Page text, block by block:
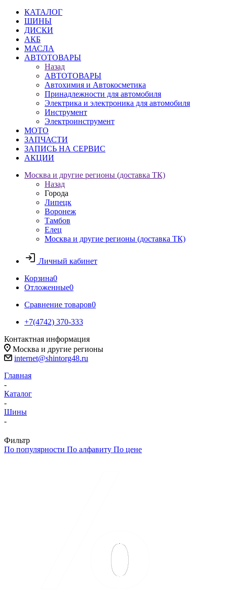
КАТАЛОГ
ШИНЫ
ДИСКИ
АКБ
МАСЛА
АВТОТОВАРЫ
Назад
АВТОТОВАРЫ
Автохимия и Автокосметика
Принадлежности для автомобиля
Электрика и электроника для автомобиля
Инструмент
Электроинструмент
МОТО
ЗАПЧАСТИ
ЗАПИСЬ НА СЕРВИС
АКЦИИ
Москва и другие регионы (доставка ТК)
Назад
Города
Липецк
Воронеж
Тамбов
Елец
Москва и другие регионы (доставка ТК)
Личный кабинет
Корзина0
Отложенные0
Сравнение товаров0
+7(4742) 370-333
Контактная информация
Москва и другие регионы
internet@shintorg48.ru
Главная
-
Каталог
-
Шины
-
Фильтр
По популярности По алфавиту По цене